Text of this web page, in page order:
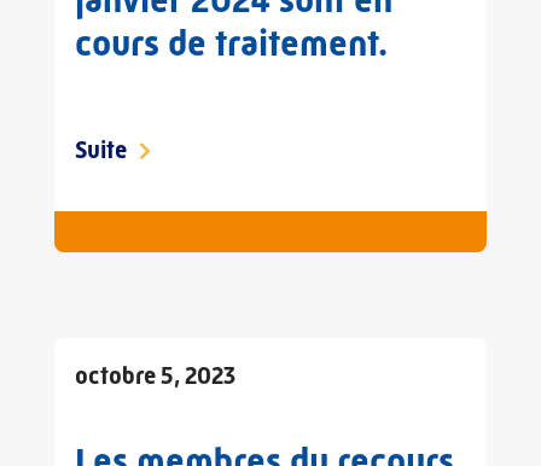
cours de traitement.
Suite
octobre 5, 2023